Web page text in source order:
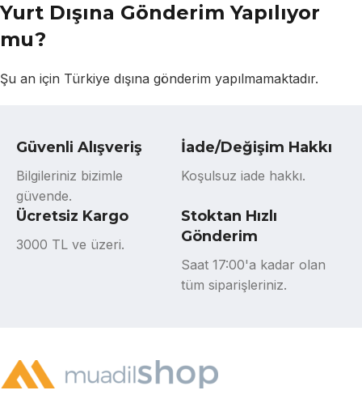
Yurt Dışına Gönderim Yapılıyor
mu?
Şu an için Türkiye dışına gönderim yapılmamaktadır.
Güvenli Alışveriş
Bilgileriniz bizimle
güvende.
İade/Değişim Hakkı
Koşulsuz iade hakkı.
Ücretsiz Kargo
3000 TL ve üzeri.
Stoktan Hızlı
Gönderim
Saat 17:00'a kadar olan
tüm siparişleriniz.